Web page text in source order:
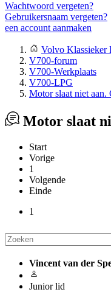
Wachtwoord vergeten?
Gebruikersnaam vergeten?
een account aanmaken
Volvo Klassieker
V700-forum
V700-Werkplaats
V700-LPG
Motor slaat niet aan.
Motor slaat
Start
Vorige
1
Volgende
Einde
1
Vincent van der
Junior lid